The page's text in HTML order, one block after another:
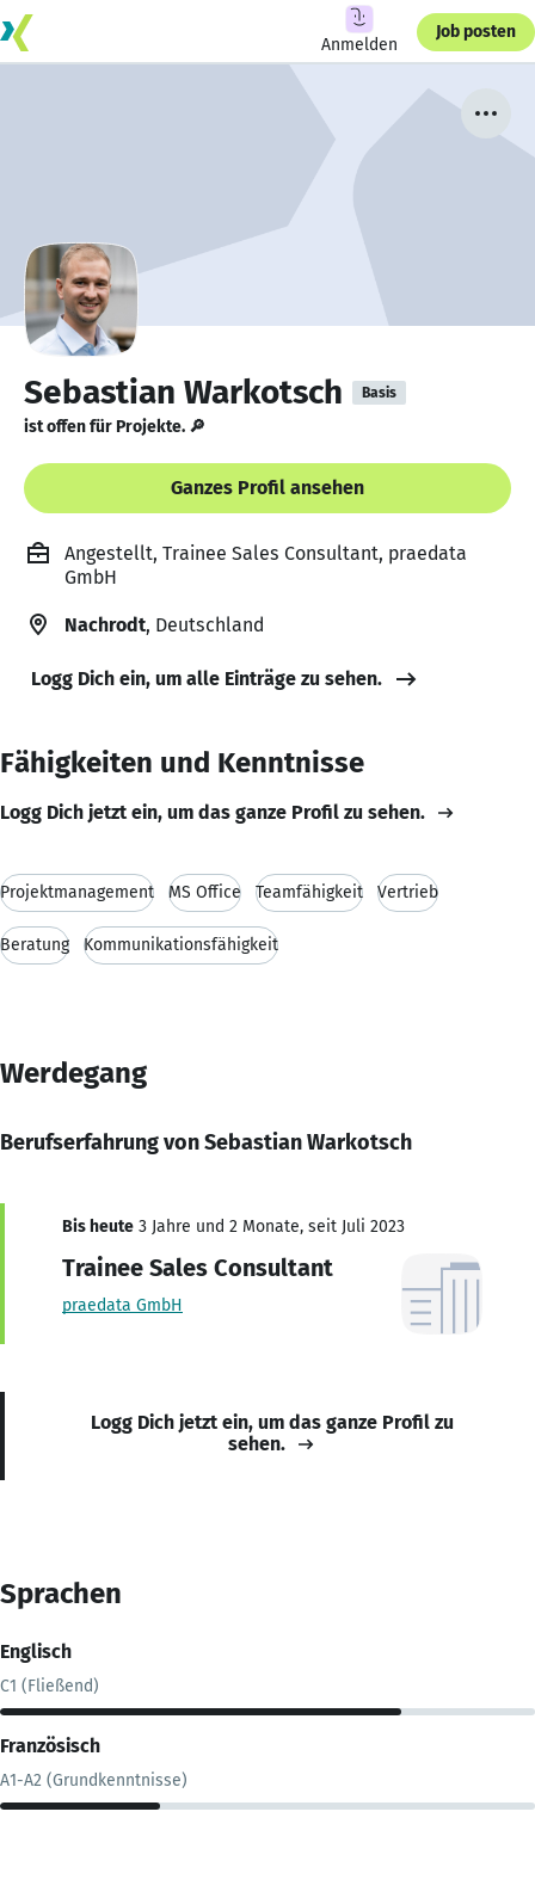
Anmelden
Job posten
Sebastian Warkotsch Basis
ist offen für Projekte. 🔎
Ganzes Profil ansehen
Angestellt, Trainee Sales Consultant, praedata
GmbH
Nachrodt, Deutschland
Logg Dich ein, um alle Einträge zu sehen.
Fähigkeiten und Kenntnisse
Logg Dich jetzt ein, um das ganze Profil zu sehen.
Projektmanagement MS Office Teamfähigkeit Vertrieb
Beratung Kommunikationsfähigkeit
Werdegang
Berufserfahrung von Sebastian Warkotsch
Bis heute 3 Jahre und 2 Monate, seit Juli 2023
Trainee Sales Consultant
praedata GmbH
Logg Dich jetzt ein, um das ganze Profil zu
sehen.
Sprachen
Englisch
C1 (Fließend)
Französisch
A1-A2 (Grundkenntnisse)